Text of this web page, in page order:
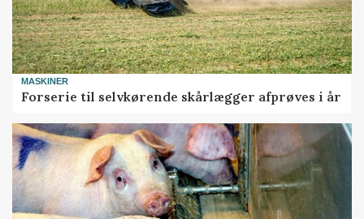
MASKINER
Forserie til selvkørende skårlægger afprøves i år